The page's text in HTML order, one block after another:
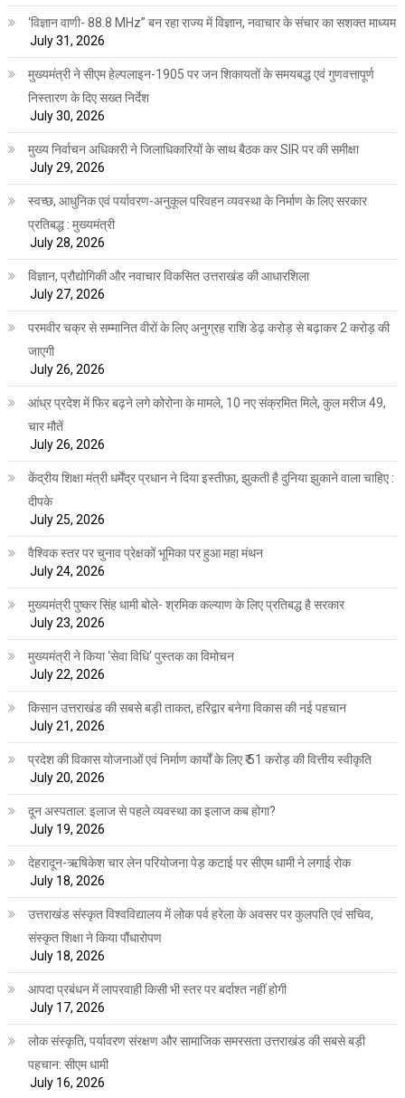
‘विज्ञान वाणी- 88.8 MHz” बन रहा राज्य में विज्ञान, नवाचार के संचार का सशक्त माध्यम
July 31, 2026
मुख्यमंत्री ने सीएम हेल्पलाइन-1905 पर जन शिकायतों के समयबद्ध एवं गुणवत्तापूर्ण
निस्तारण के दिए सख्त निर्देश
July 30, 2026
मुख्य निर्वाचन अधिकारी ने जिलाधिकारियों के साथ बैठक कर SIR पर की समीक्षा
July 29, 2026
स्वच्छ, आधुनिक एवं पर्यावरण-अनुकूल परिवहन व्यवस्था के निर्माण के लिए सरकार
प्रतिबद्ध : मुख्यमंत्री
July 28, 2026
विज्ञान, प्रौद्योगिकी और नवाचार विकसित उत्तराखंड की आधारशिला
July 27, 2026
परमवीर चक्र से सम्मानित वीरों के लिए अनुग्रह राशि डेढ़ करोड़ से बढ़ाकर 2 करोड़ की
जाएगी
July 26, 2026
आंध्र प्रदेश में फिर बढ़ने लगे कोरोना के मामले, 10 नए संक्रमित मिले, कुल मरीज 49,
चार मौतें
July 26, 2026
केंद्रीय शिक्षा मंत्री धर्मेंद्र प्रधान ने दिया इस्तीफ़ा, झुकती है दुनिया झुकाने वाला चाहिए :
दीपके
July 25, 2026
वैश्विक स्तर पर चुनाव प्रेक्षकों भूमिका पर हुआ महा मंथन
July 24, 2026
मुख्यमंत्री पुष्कर सिंह धामी बोले- श्रमिक कल्याण के लिए प्रतिबद्ध है सरकार
July 23, 2026
मुख्यमंत्री ने किया ‘सेवा विधि‘ पुस्तक का विमोचन
July 22, 2026
किसान उत्तराखंड की सबसे बड़ी ताकत, हरिद्वार बनेगा विकास की नई पहचान
July 21, 2026
प्रदेश की विकास योजनाओं एवं निर्माण कार्यों के लिए ₹ 51 करोड़ की वित्तीय स्वीकृति
July 20, 2026
दून अस्पताल: इलाज से पहले व्यवस्था का इलाज कब होगा?
July 19, 2026
देहरादून-ऋषिकेश चार लेन परियोजना पेड़ कटाई पर सीएम धामी ने लगाई रोक
July 18, 2026
उत्तराखंड संस्कृत विश्वविद्यालय में लोक पर्व हरेला के अवसर पर कुलपति एवं सचिव,
संस्कृत शिक्षा ने किया पौंधारोपण
July 18, 2026
आपदा प्रबंधन में लापरवाही किसी भी स्तर पर बर्दाश्त नहीं होगी
July 17, 2026
लोक संस्कृति, पर्यावरण संरक्षण और सामाजिक समरसता उत्तराखंड की सबसे बड़ी
पहचान: सीएम धामी
July 16, 2026